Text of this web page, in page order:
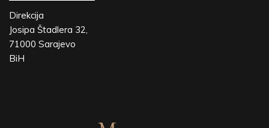
Direkcija
Josipa Štadlera 32,
71000 Sarajevo
BiH